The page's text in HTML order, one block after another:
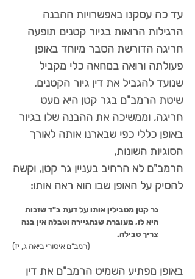
עד כה עסקנו באפשרויות ההבנה
הרגילות הרואות בגיור קטנים תופעה
חריגה הדורשת הסבר מיוחד באופן
פעולתה ורואה במחאה כלי מקביל
שנועד להגביל את דין גיור הקטנים.
שיטת הרמב"ם בגר קטן היא מעט
חריגה, וממשיכה את ההבנה שלו בגיור
באופן כללי כפי שבארנו אותה לאורך
הסוגיות השונות,
הרמב"ם לא הרחיב בעניין גר קטן, וקשה
להסיק על האופן שבו הוא ראה אותו:
גר קטן מטבילין אותו על דעת ב"ד שזכות
היא לו, מעוברת שנתגיירה וטבלה אין בנה
צריך טבילה.
(רמב"ם איסורי ביאה ג, יז)
באופן מפתיע השמיט הרמב"ם את דין